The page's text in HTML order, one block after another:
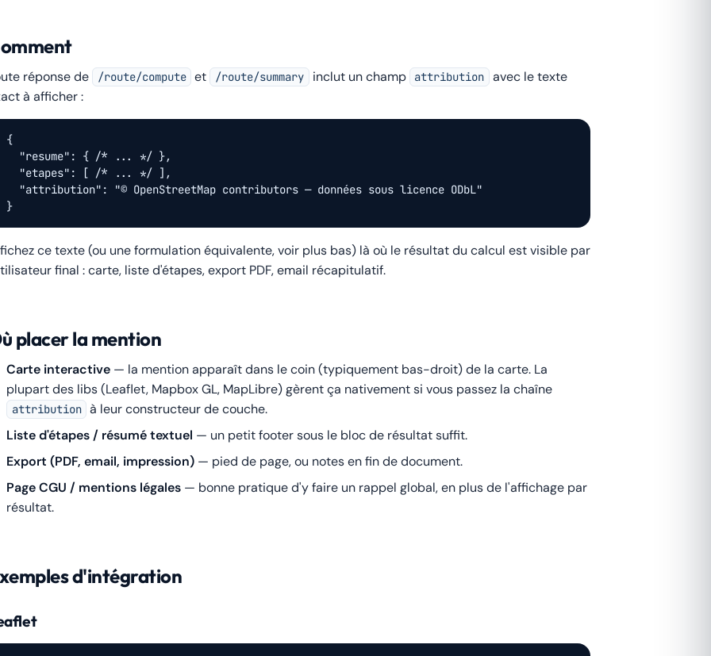
réponse de /route/compute et /route/summary inclut un champ attribution
avec le texte
à afficher :
{
  "resume": { /* ... */ },
  "etapes": [ /* ... */ ],
  "attribution": "© OpenStreetMap contributors — données sous licence ODbL"
}
ce texte (ou une formulation équivalente, voir plus bas) là où le résultat du calcul est visible par
final : carte, liste d'étapes, export PDF, email récapitulatif.
placer la mention
Carte interactive — la mention apparaît dans le coin (typiquement bas-droit) de la carte. La
plupart des libs (Leaflet, Mapbox GL, MapLibre) gèrent ça nativement si vous passez la chaîne
attribution à leur constructeur de couche.
Liste d'étapes / résumé textuel — un petit footer sous le bloc de résultat suffit.
Export (PDF, email, impression) — pied de page, ou notes en fin de document.
Page CGU / mentions légales — bonne pratique d'y faire un rappel global, en plus de l'affichage par
résultat.
d'intégration